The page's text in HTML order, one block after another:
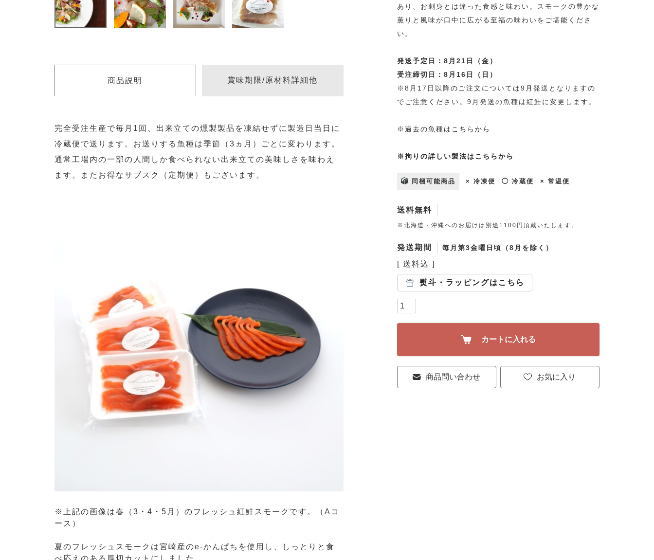
あり、お刺身とは違った食感と味わい。スモークの豊かな
薫りと風味が口中に広がる至福の味わいをご堪能くださ
い。
発送予定日：8月21日（金）
受注締切日：8月16日（日）
※8月17日以降のご注文については9月発送となりますの
でご注意ください。9月発送の魚種は紅鮭に変更します。
※過去の魚種はこちらから
※拘りの詳しい製法はこちらから
同梱可能商品 × 冷凍便 ◯ 冷蔵便 × 常温便
送料無料
※北海道・沖縄へのお届けは別途1100円頂戴いたします。
発送期間 毎月第3金曜日頃（8月を除く）
送料込
熨斗・ラッピングはこちら
お気に入り
カートに入れる
商品問い合わせ
商品説明 賞味期限/原材料詳細他
完全受注生産で毎月1回、出来立ての燻製製品を凍結せずに製造日当日に
冷蔵便で送ります。お送りする魚種は季節（3ヵ月）ごとに変わります。
通常工場内の一部の人間しか食べられない出来立ての美味しさを味わえ
ます。またお得なサブスク（定期便）もございます。
※上記の画像は春（3・4・5月）のフレッシュ紅鮭スモークです。（Aコ
ース）
夏のフレッシュスモークは宮崎産のe-かんぱちを使用し、しっとりと食
べ応えのある厚切カットにしました。